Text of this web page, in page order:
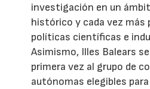
investigación en un
histórico y cada vez más
políticas científicas e
Asimismo, Illes Balears
primera vez al grupo de
autónomas elegibles